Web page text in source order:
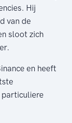
Hij
van de
sloot zich
en heeft